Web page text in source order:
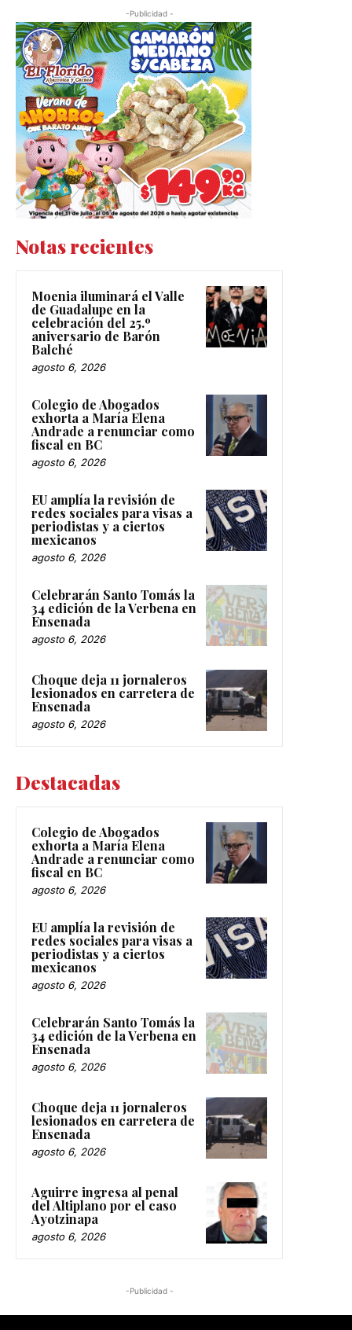
-Publicidad -
Notas recientes
Moenia iluminará el Valle
de Guadalupe en la
celebración del 25.º
aniversario de Barón
Balché
agosto 6, 2026
Colegio de Abogados
exhorta a María Elena
Andrade a renunciar como
fiscal en BC
agosto 6, 2026
EU amplía la revisión de
redes sociales para visas a
periodistas y a ciertos
mexicanos
agosto 6, 2026
Celebrarán Santo Tomás la
34 edición de la Verbena en
Ensenada
agosto 6, 2026
Choque deja 11 jornaleros
lesionados en carretera de
Ensenada
agosto 6, 2026
Destacadas
Colegio de Abogados
exhorta a María Elena
Andrade a renunciar como
fiscal en BC
agosto 6, 2026
EU amplía la revisión de
redes sociales para visas a
periodistas y a ciertos
mexicanos
agosto 6, 2026
Celebrarán Santo Tomás la
34 edición de la Verbena en
Ensenada
agosto 6, 2026
Choque deja 11 jornaleros
lesionados en carretera de
Ensenada
agosto 6, 2026
Aguirre ingresa al penal
del Altiplano por el caso
Ayotzinapa
agosto 6, 2026
-Publicidad -